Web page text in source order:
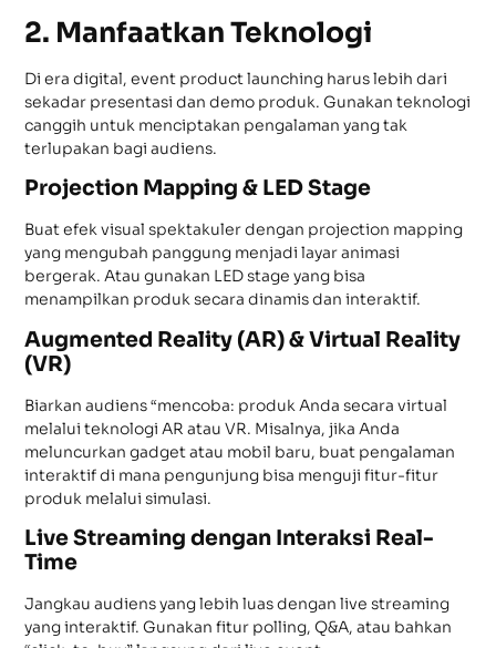
2. Manfaatkan Teknologi
Di era digital, event product launching harus lebih dari
sekadar presentasi dan demo produk. Gunakan teknologi
canggih untuk menciptakan pengalaman yang tak
terlupakan bagi audiens.
Projection Mapping & LED Stage
Buat efek visual spektakuler dengan projection mapping
yang mengubah panggung menjadi layar animasi
bergerak. Atau gunakan LED stage yang bisa
menampilkan produk secara dinamis dan interaktif.
Augmented Reality (AR) & Virtual Reality
(VR)
Biarkan audiens “mencoba: produk Anda secara virtual
melalui teknologi AR atau VR. Misalnya, jika Anda
meluncurkan gadget atau mobil baru, buat pengalaman
interaktif di mana pengunjung bisa menguji fitur-fitur
produk melalui simulasi.
Live Streaming dengan Interaksi Real-
Time
Jangkau audiens yang lebih luas dengan live streaming
yang interaktif. Gunakan fitur polling, Q&A, atau bahkan